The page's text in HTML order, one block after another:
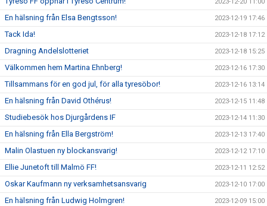
En hälsning från Elsa Bengtsson! 2023-12-19 17:46
Tack Ida! 2023-12-18 17:12
Dragning Andelslotteriet 2023-12-18 15:25
Välkommen hem Martina Ehnberg! 2023-12-16 17:30
Tillsammans för en god jul, för alla tyresöbor! 2023-12-16 13:14
En hälsning från David Othérus! 2023-12-15 11:48
Studiebesök hos Djurgårdens IF 2023-12-14 11:30
En hälsning från Ella Bergström! 2023-12-13 17:40
Malin Olastuen ny blockansvarig! 2023-12-12 17:10
Ellie Junetoft till Malmö FF! 2023-12-11 12:52
Oskar Kaufmann ny verksamhetsansvarig 2023-12-10 17:00
En hälsning från Ludwig Holmgren! 2023-12-09 15:00